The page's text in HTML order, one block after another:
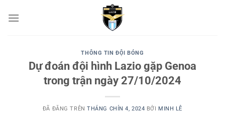
đến
THÔNG TIN ĐỘI BÓNG
Dự đoán đội hình Lazio gặp Genoa
trong trận ngày 27/10/2024
ĐÃ ĐĂNG TRÊNTHÁNG CHÍN 4, 2024 BỞI MINH LÊ